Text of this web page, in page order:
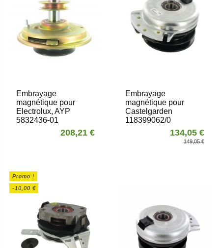
Embrayage
magnétique pour
Electrolux, AYP
5832436-01
208,21 €
Embrayage
magnétique pour
Castelgarden
118399062/0
134,05 €
149,05 €
Promo !
-10,00 €